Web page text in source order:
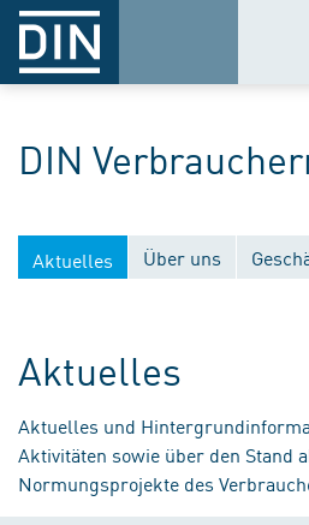
DIN
Aktuelles Über uns
Aktuelles
Aktuelles und
Aktivitäten sowie über den Stand
Normungsprojekte des